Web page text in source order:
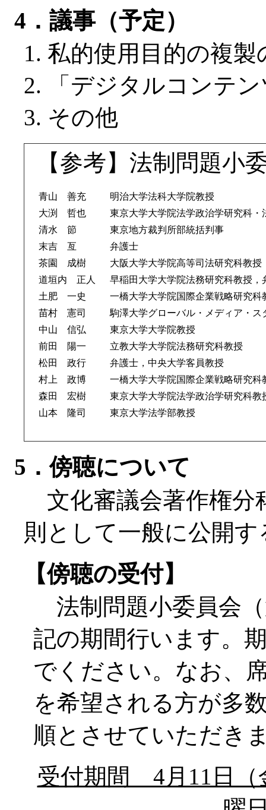
4．議事（予定）
私的使用目的の複
「デジタルコンテ
その他
【参考】法制問題小
青山 善充
明治大学法科大学院教授
大渕 哲也
東京大学大学院法学政治学研究科・
清水 節
東京地方裁判所部統括判事
末吉 亙
弁護士
茶園 成樹
大阪大学大学院高等司法研究科教授
道垣内 正人
早稲田大学大学院法務研究科教授，
土肥 一史
一橋大学大学院国際企業戦略研究科
苗村 憲司
駒澤大学グローバル・メディア・ス
中山 信弘
東京大学大学院教授
前田 陽一
立教大学大学院法務研究科教授
松田 政行
弁護士，中央大学客員教授
村上 政博
一橋大学大学院国際企業戦略研究科
森田 宏樹
東京大学大学院法学政治学研究科教
山本 隆司
東京大学法学部教授
5．傍聴について
文化審議会著作権分
則として一般に公開
【傍聴の受付】
法制問題小委員会
記の期間行います。
でください。なお、
を希望される方が多
順とさせていただき
受付期間 4月11日（